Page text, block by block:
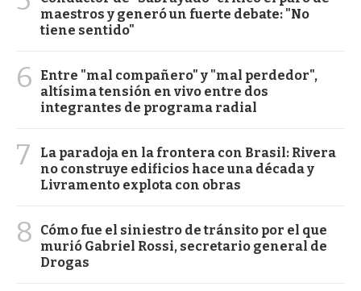
maestros y generó un fuerte debate: "No
tiene sentido"
6
Entre "mal compañero" y "mal perdedor",
altísima tensión en vivo entre dos
integrantes de programa radial
7
La paradoja en la frontera con Brasil: Rivera
no construye edificios hace una década y
Livramento explota con obras
8
Cómo fue el siniestro de tránsito por el que
murió Gabriel Rossi, secretario general de
Drogas